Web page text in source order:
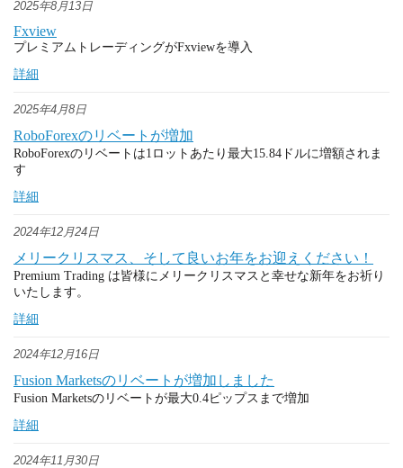
2025年8月13日
Fxview
プレミアムトレーディングがFxviewを導入
詳細
2025年4月8日
RoboForexのリベートが増加
RoboForexのリベートは1ロットあたり最大15.84ドルに増額されま
す
詳細
2024年12月24日
メリークリスマス、そして良いお年をお迎えください！
Premium Trading は皆様にメリークリスマスと幸せな新年をお祈り
いたします。
詳細
2024年12月16日
Fusion Marketsのリベートが増加しました
Fusion Marketsのリベートが最大0.4ピップスまで増加
詳細
2024年11月30日